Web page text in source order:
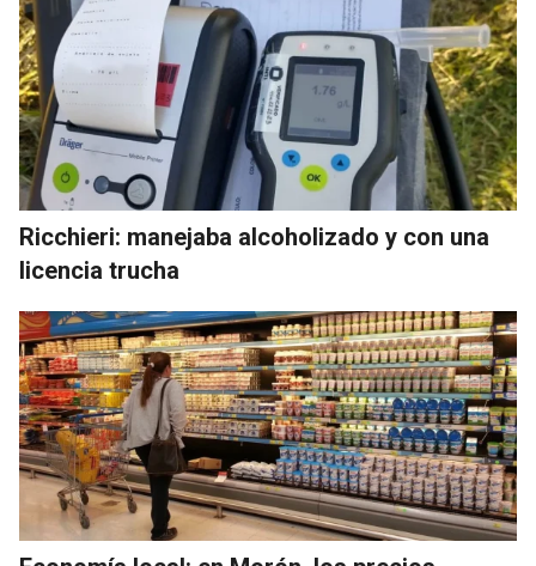
Ricchieri: manejaba alcoholizado y con una
licencia trucha